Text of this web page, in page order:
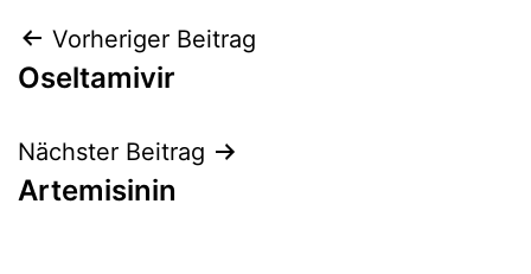
Beitragsnavigation
Vorheriger Beitrag
Oseltamivir
Nächster Beitrag
Artemisinin